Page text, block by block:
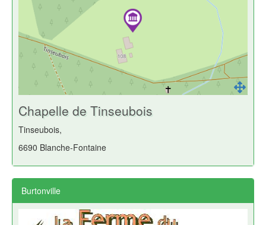
Chapelle de Tinseubois
Tinseubois,
6690 Blanche-Fontaine
Burtonville